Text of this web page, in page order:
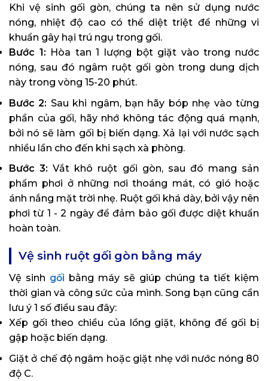
Khi vệ sinh gối gòn, chúng ta nên sử dụng nước
nóng, nhiệt độ cao có thể diệt triệt để những vi
khuẩn gây hại trú ngụ trong gối.
Bước 1: Hòa tan 1 lượng bột giặt vào trong nước
nóng, sau đó ngâm ruột gối gòn trong dung dịch
này trong vòng 15-20 phút.
Bước 2: Sau khi ngâm, bạn hãy bóp nhẹ vào từng
phần của gối, hãy nhớ không tác động quá mạnh,
bởi nó sẽ làm gối bị biến dạng. Xả lại với nước sạch
nhiều lần cho đến khi sạch xà phòng.
Bước 3: Vắt khô ruột gối gòn, sau đó mang sản
phẩm phơi ở những nơi thoáng mát, có gió hoặc
ánh nắng mặt trời nhẹ. Ruột gối khá dày, bởi vậy nên
phơi từ 1 - 2 ngày để đảm bảo gối được diệt khuẩn
hoàn toàn.
Vệ sinh ruột gối gòn bằng máy
Vệ sinh gối bằng máy sẽ giúp chúng ta tiết kiệm
thời gian và công sức của mình. Song bạn cũng cần
lưu ý 1 số điều sau đây:
Xếp gối theo chiều của lồng giặt, không để gối bị
gập hoặc biến dạng.
Giặt ở chế độ ngâm hoặc giặt nhẹ với nước nóng 80
độ C.